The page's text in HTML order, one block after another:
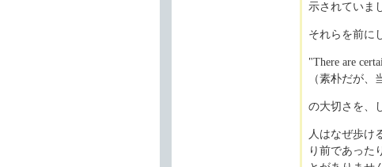
示されていま
それらを前に
"There are
（素朴だが、
の大切さを、
人はなぜ歩け
り前であった